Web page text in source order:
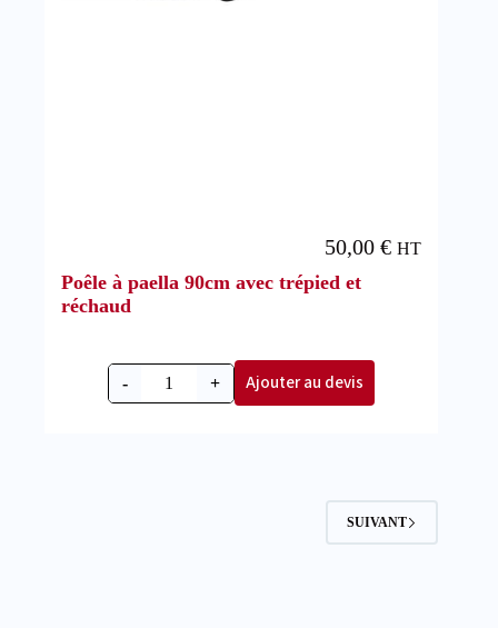
Poêle à paella 90cm avec trépied et
réchaud
50,00€ HT
- + Ajouter au devis
SUIVANT